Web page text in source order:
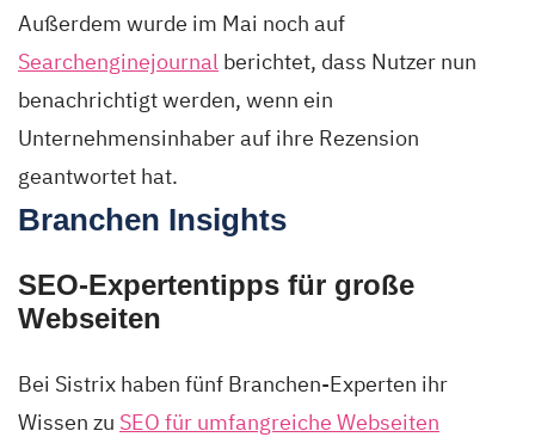
Außerdem wurde im Mai noch auf
Searchenginejournal berichtet, dass Nutzer nun
benachrichtigt werden, wenn ein
Unternehmensinhaber auf ihre Rezension
geantwortet hat.
Branchen Insights
SEO-Expertentipps für große
Webseiten
Bei Sistrix haben fünf Branchen-Experten ihr
Wissen zu SEO für umfangreiche Webseiten